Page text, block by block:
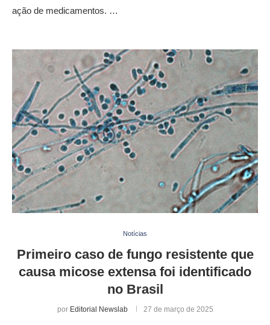
ação de medicamentos. …
Notícias
Primeiro caso de fungo resistente que
causa micose extensa foi identificado
no Brasil
por Editorial Newslab 27 de março de 2025